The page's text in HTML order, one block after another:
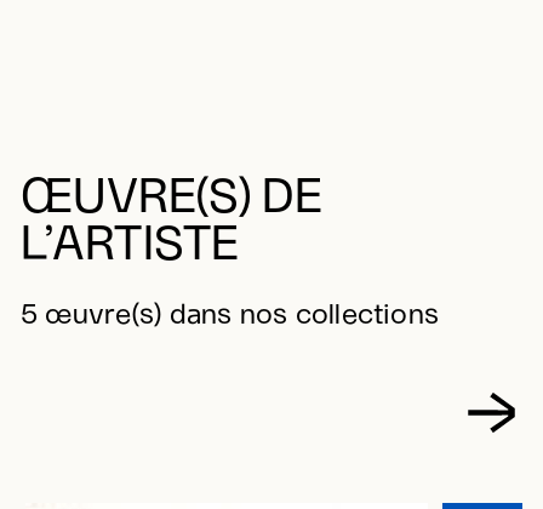
ŒUVRE(S) DE
L’ARTISTE
5 œuvre(s) dans nos collections